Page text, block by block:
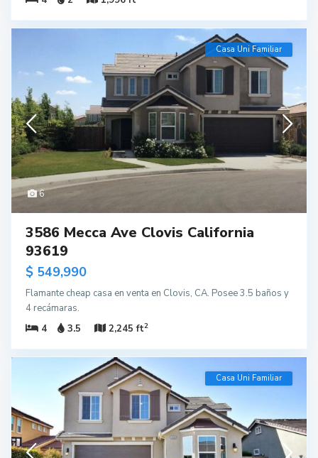
6
Casa Uni Familiar
3586 Mecca Ave Clovis California
93619
$ 549,990
Flamante cheap casa en venta en Clovis, CA. Posee 3.5 baños y
4 recámaras.
4
3.5 2,245 ft2
Casa Uni Familiar